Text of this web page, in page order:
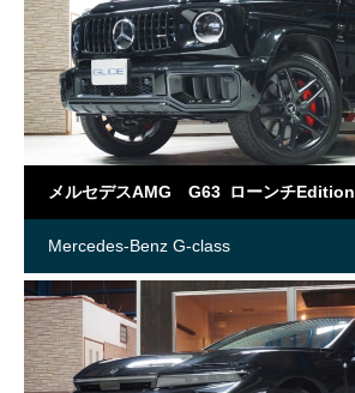
メルセデスAMG G63 ローンチEdition
Mercedes-Benz G-class